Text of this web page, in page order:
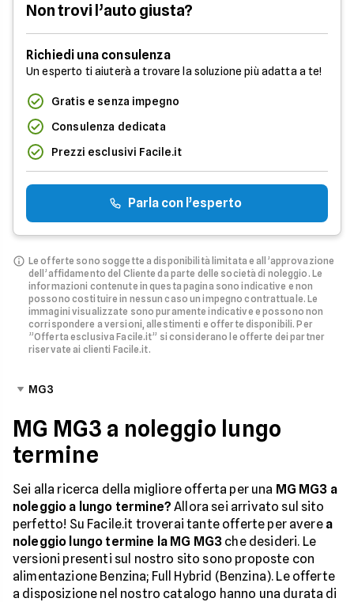
Non trovi l’auto giusta?
Richiedi una consulenza
Un esperto ti aiuterà a trovare la soluzione più adatta a te!
Gratis e senza impegno
Consulenza dedicata
Prezzi esclusivi Facile.it
Parla con l’esperto
Le offerte sono soggette a disponibilità limitata e all’approvazione
dell’affidamento del Cliente da parte delle società di noleggio. Le
informazioni contenute in questa pagina sono indicative e non
possono costituire in nessun caso un impegno contrattuale. Le
immagini visualizzate sono puramente indicative e possono non
corrispondere a versioni, allestimenti e offerte disponibili. Per
”Offerta esclusiva Facile.it” si considerano le offerte dei partner
riservate ai clienti Facile.it.
MG3
MG MG3 a noleggio lungo
termine
Sei alla ricerca della migliore offerta per una MG MG3 a
noleggio a lungo termine? Allora sei arrivato sul sito
perfetto! Su Facile.it troverai tante offerte per avere a
noleggio lungo termine la MG MG3 che desideri. Le
versioni presenti sul nostro sito sono proposte con
alimentazione Benzina; Full Hybrid (Benzina). Le offerte
a disposizione nel nostro catalogo hanno una durata di